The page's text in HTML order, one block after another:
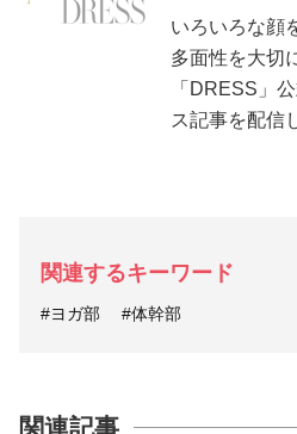
いろいろな顔
多面性を大切
「DRESS」
ス記事を配信
関連するキーワード
#ヨガ部 #体幹部
関連記事